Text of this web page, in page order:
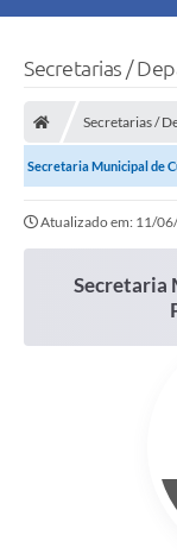
Secretarias /
Secretarias /
Secretaria Municipal de
Atualizado em: 11/
Secretaria